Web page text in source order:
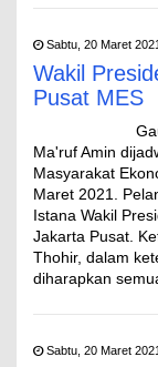
Sabtu, 20 Maret
Wakil
Pusat MES
Ma'ruf Amin
Masyarakat
Maret 2021.
Istana Wakil
Jakarta Pusat.
Thohir, dalam
diharapkan
Sabtu, 20 Maret